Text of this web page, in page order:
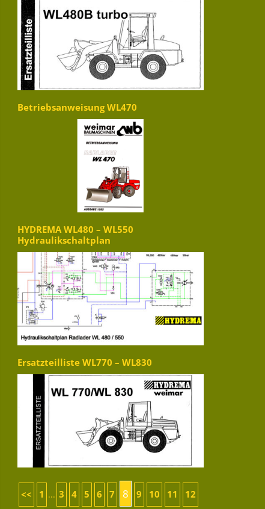
Betriebsanweisung WL470
HYDREMA WL480 – WL550
Hydraulikschaltplan
Ersatzteilliste WL770 – WL830
<< 1 ... 3 4 5 6 7 8 9 10 11 12